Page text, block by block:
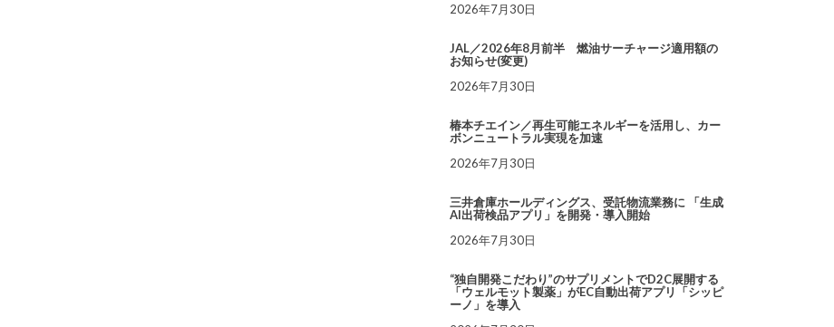
2026年7月30日
JAL／2026年8月前半 燃油サーチャージ適用額の
お知らせ(変更)
2026年7月30日
椿本チエイン／再生可能エネルギーを活用し、カー
ボンニュートラル実現を加速
2026年7月30日
三井倉庫ホールディングス、受託物流業務に 「生成
AI出荷検品アプリ」を開発・導入開始
2026年7月30日
“独自開発こだわり”のサプリメントでD2C展開する
「ウェルモット製薬」がEC自動出荷アプリ「シッピ
ーノ」を導入